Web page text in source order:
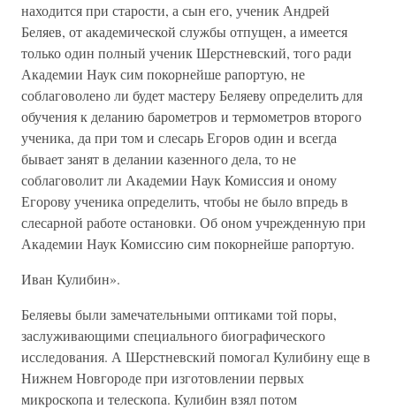
находится при старости, а сын его, ученик Андрей
Беляев, от академической службы отпущен, а имеется
только один полный ученик Шерстневский, того ради
Академии Наук сим покорнейше рапортую, не
соблаговолено ли будет мастеру Беляеву определить для
обучения к деланию барометров и термометров второго
ученика, да при том и слесарь Егоров один и всегда
бывает занят в делании казенного дела, то не
соблаговолит ли Академии Наук Комиссия и оному
Егорову ученика определить, чтобы не было впредь в
слесарной работе остановки. Об оном учрежденную при
Академии Наук Комиссию сим покорнейше рапортую.
Иван Кулибин».
Беляевы были замечательными оптиками той поры,
заслуживающими специального биографического
исследования. А Шерстневский помогал Кулибину еще в
Нижнем Новгороде при изготовлении первых
микроскопа и телескопа. Кулибин взял потом